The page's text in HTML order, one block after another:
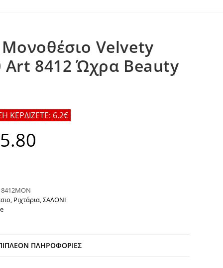
Μονοθέσιο Velvety
Art 8412 Ώχρα Beauty
ΚΕΡΔΙΖΕΤΕ: 6.2€
8412ΜΟΝ
, Ριχτάρια,ΣΑΛΟΝΙ
ΠΛΗΡΟΦΟΡΊΕΣ